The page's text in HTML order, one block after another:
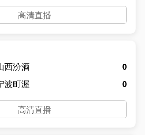
高清直播
西汾酒
波町渥
0
0
高清直播